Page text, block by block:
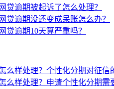
贷逾期被起诉了怎么处理？
贷逾期没还变成呆账怎么办？
贷逾期10天算严重吗？
么样处理？个性化分期对征信
么样处理？申请个性化分期需